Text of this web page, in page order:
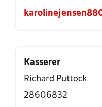
Kasserer
Richard Puttock
28606832